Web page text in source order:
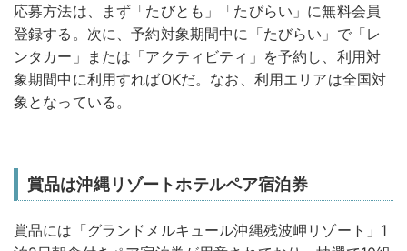
応募方法は、まず「たびとも」「たびらい」に無料会員
登録する。次に、予約対象期間中に「たびらい」で「レ
ンタカー」または「アクティビティ」を予約し、利用対
象期間中に利用すればOKだ。なお、利用エリアは全国対
象となっている。
賞品は沖縄リゾートホテルペア宿泊券
賞品には「グランドメルキュール沖縄残波岬リゾート」1